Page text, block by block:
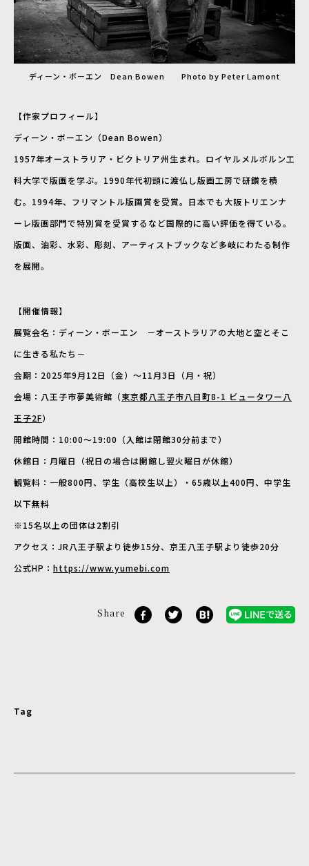
ディーン・ボーエン Dean Bowen Photo by Peter Lamont
【作家プロフィール】
ディーン・ボーエン（Dean Bowen）
1957年オーストラリア・ビクトリア州生まれ。ロイヤルメルボルン工
科大学で版画を学ぶ。1990年代初頭に渡仏し版画工房で研鑽を積
む。1994年、フリマントル版画賞を受賞。日本でも大阪トリエンナ
ーレ版画部門で特別賞を受賞するなど国際的に高い評価を得ている。
版画、油彩、水彩、彫刻、アーティストブックなど多岐にわたる制作
を展開。
【開催情報】
展覧会名：ディーン・ボーエン －オーストラリアの大地と空とそこ
に生きる私たち－
会期：2025年9月12日（金）〜11月3日（月・祝）
会場：八王子市夢美術館（東京都八王子市八日町8-1 ビュータワー八
王子2F）
開館時間：10:00～19:00（入館は閉館30分前まで）
休館日：月曜日（祝日の場合は開館し翌火曜日が休館）
観覧料：一般800円、学生（高校生以上）・65歳以上400円、中学生
以下無料
※15名以上の団体は2割引
アクセス：JR八王子駅より徒歩15分、京王八王子駅より徒歩20分
公式HP： https://www.yumebi.com
Share
Tag